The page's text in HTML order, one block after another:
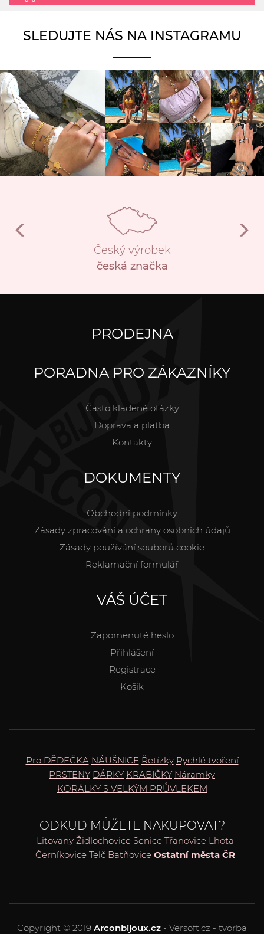
SLEDUJTE NÁS NA INSTAGRAMU
Český výrobek
česká značka
PRODEJNA
PORADNA PRO ZÁKAZNÍKY
Často kladené otázky
Doprava a platba
Kontakty
DOKUMENTY
Obchodní podmínky
Zásady zpracování a ochrany osobních údajů
Zásady používání souborů cookie
Reklamační formulář
VÁŠ ÚČET
Zapomenuté heslo
Přihlášení
Registrace
Košík
Pro DĚDEČKA NÁUŠNICE Řetízky Rychlé tvoření
PRSTENY DÁRKY KRABIČKY Náramky
KORÁLKY S VELKÝM PRŮVLEKEM
ODKUD MŮŽETE NAKUPOVAT?
Litovany Židlochovice Senice Třanovice Lhota
Černíkovice Telč Batňovice Ostatní města ČR
Copyright © 2019 Arconbijoux.cz - Versoft.cz - tvorba